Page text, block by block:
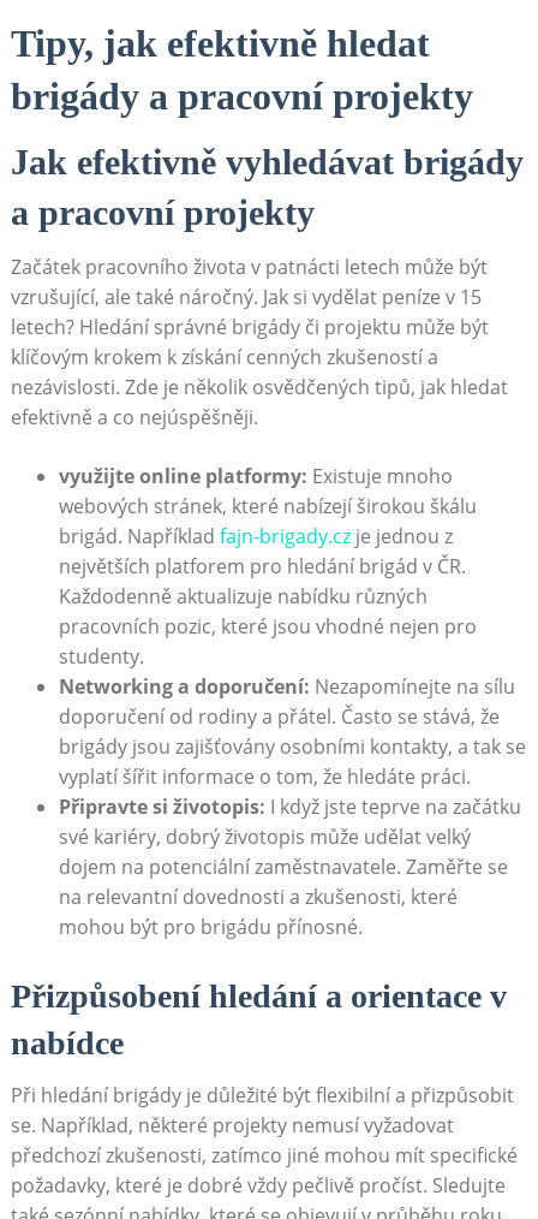
Tipy, jak efektivně hledat
brigády a pracovní projekty
Jak efektivně vyhledávat brigády
a pracovní projekty
Začátek pracovního života v patnácti letech může být
vzrušující, ale také náročný. Jak si vydělat peníze v 15
letech? Hledání správné brigády či projektu může být
klíčovým krokem k získání cenných zkušeností a
nezávislosti. Zde je několik osvědčených tipů, jak hledat
efektivně a co nejúspěšněji.
využijte online platformy: Existuje mnoho
webových stránek, které nabízejí širokou škálu
brigád. Například fajn-brigady.czje jednou z
největších platforem pro hledání brigád v ČR.
Každodenně aktualizuje nabídku různých
pracovních pozic, které jsou vhodné nejen pro
studenty.
Networking a doporučení: Nezapomínejte na sílu
doporučení od rodiny a přátel. Často se stává, že
brigády jsou zajišťovány osobními kontakty, a tak se
vyplatí šířit informace o tom, že hledáte práci.
Připravte si životopis: I když jste teprve na začátku
své kariéry, dobrý životopis může udělat velký
dojem na potenciální zaměstnavatele. Zaměřte se
na relevantní dovednosti a zkušenosti, které
mohou být pro brigádu přínosné.
Přizpůsobení hledání a orientace v
nabídce
Při hledání brigády je důležité být flexibilní a přizpůsobit
se. Například, některé projekty nemusí vyžadovat
předchozí zkušenosti, zatímco jiné mohou mít specifické
požadavky, které je dobré vždy pečlivě pročíst. Sledujte